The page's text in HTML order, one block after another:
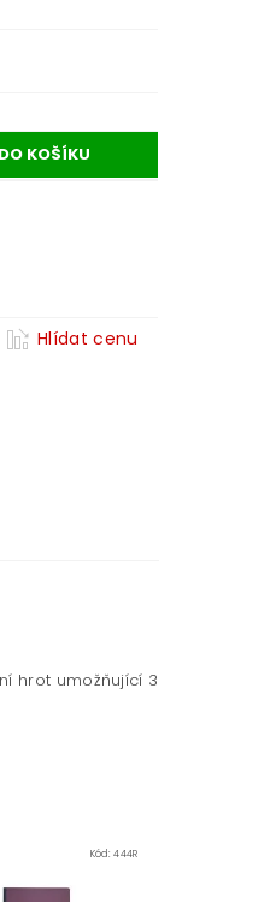
Hlídat cenu
hrot umožňující 3
Kód:444R